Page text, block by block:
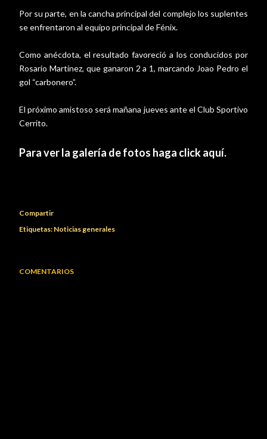
Por su parte, en la cancha principal del complejo los suplentes
se enfrentaron al equipo principal de Fénix.
Como anécdota, el resultado favoreció a los conducidos por
Rosario Martínez, que ganaron 2 a 1, marcando Joao Pedro el
gol “carbonero”.
El próximo amistoso será mañana jueves ante el Club Sportivo
Cerrito.
Para ver la galería de fotos haga click aquí.
Compartir
Etiquetas: Noticias generales
COMENTARIOS